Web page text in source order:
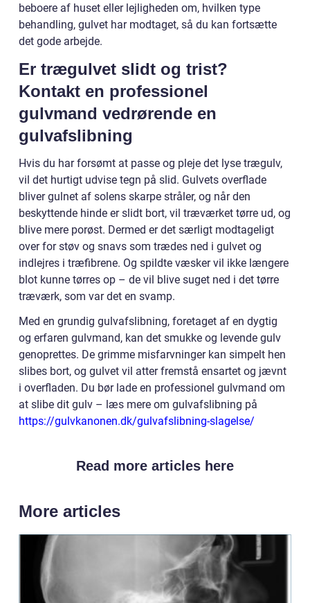
beboere af huset eller lejligheden om, hvilken type
behandling, gulvet har modtaget, så du kan fortsætte
det gode arbejde.
Er trægulvet slidt og trist?
Kontakt en professionel
gulvmand vedrørende en
gulvafslibning
Hvis du har forsømt at passe og pleje det lyse trægulv,
vil det hurtigt udvise tegn på slid. Gulvets overflade
bliver gulnet af solens skarpe stråler, og når den
beskyttende hinde er slidt bort, vil træværket tørre ud, og
blive mere porøst. Dermed er det særligt modtageligt
over for støv og snavs som trædes ned i gulvet og
indlejres i træfibrene. Og spildte væsker vil ikke længere
blot kunne tørres op – de vil blive suget ned i det tørre
træværk, som var det en svamp.
Med en grundig gulvafslibning, foretaget af en dygtig
og erfaren gulvmand, kan det smukke og levende gulv
genoprettes. De grimme misfarvninger kan simpelt hen
slibes bort, og gulvet vil atter fremstå ensartet og jævnt
i overfladen. Du bør lade en professionel gulvmand om
at slibe dit gulv – læs mere om gulvafslibning på
https://gulvkanonen.dk/gulvafslibning-slagelse/
Read more articles here
More articles